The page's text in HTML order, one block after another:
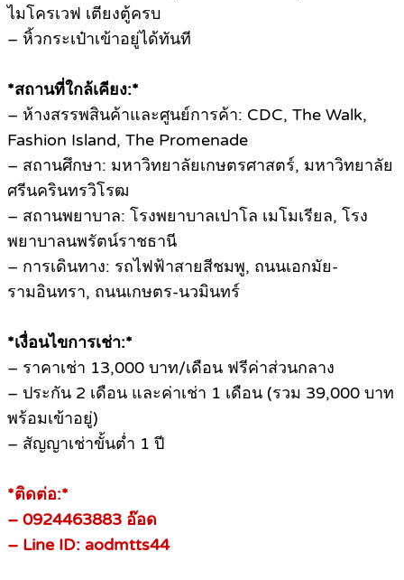
ไมโครเวฟ เตียงตู้ครบ
– หิ้วกระเป๋าเข้าอยู่ได้ทันที
*สถานที่ใกล้เคียง:*
– ห้างสรรพสินค้าและศูนย์การค้า: CDC, The Walk,
Fashion Island, The Promenade
– สถานศึกษา: มหาวิทยาลัยเกษตรศาสตร์, มหาวิทยาลัย
ศรีนครินทรวิโรฒ
– สถานพยาบาล: โรงพยาบาลเปาโล เมโมเรียล, โรง
พยาบาลนพรัตน์ราชธานี
– การเดินทาง: รถไฟฟ้าสายสีชมพู, ถนนเอกมัย-
รามอินทรา, ถนนเกษตร-นวมินทร์
*เงื่อนไขการเช่า:*
– ราคาเช่า 13,000 บาท/เดือน ฟรีค่าส่วนกลาง
– ประกัน 2 เดือน และค่าเช่า 1 เดือน (รวม 39,000 บาท
พร้อมเข้าอยู่)
– สัญญาเช่าขั้นต่ำ 1 ปี
*ติดต่อ:*
– 0924463883 อ๊อด
– Line ID: aodmtts44